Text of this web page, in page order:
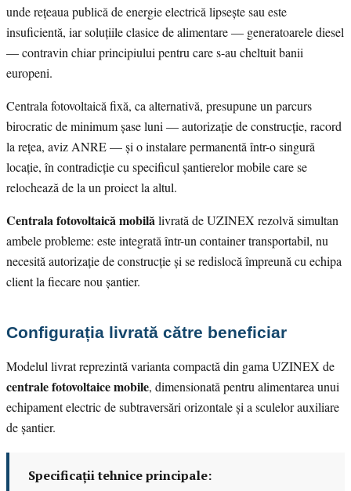
unde rețeaua publică de energie electrică lipsește sau este
insuficientă, iar soluțiile clasice de alimentare — generatoarele diesel
— contravin chiar principiului pentru care s-au cheltuit banii
europeni.
Centrala fotovoltaică fixă, ca alternativă, presupune un parcurs
birocratic de minimum șase luni — autorizație de construcție, racord
la rețea, aviz ANRE — și o instalare permanentă într-o singură
locație, în contradicție cu specificul șantierelor mobile care se
relochează de la un proiect la altul.
Centrala fotovoltaică mobilă livrată de UZINEX rezolvă simultan
ambele probleme: este integrată într-un container transportabil, nu
necesită autorizație de construcție și se redislocă împreună cu echipa
client la fiecare nou șantier.
Configurația livrată către beneficiar
Modelul livrat reprezintă varianta compactă din gama UZINEX de
centrale fotovoltaice mobile, dimensionată pentru alimentarea unui
echipament electric de subtraversări orizontale și a sculelor auxiliare
de șantier.
Specificații tehnice principale: